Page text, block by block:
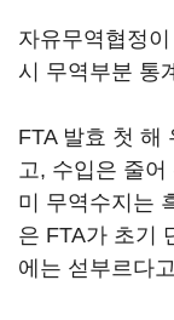
자유무역협정
시 무역부분 통
FTA 발효 첫 해
고, 수입은 줄어
미 무역수지는
은 FTA가 초기
에는 섣부르다